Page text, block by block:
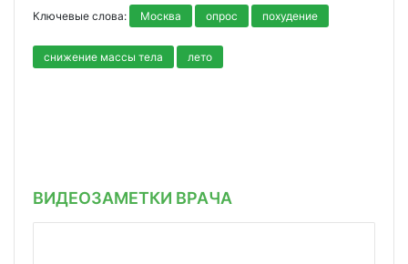
Ключевые слова: Москва опрос похудение
снижение массы тела лето
ВИДЕОЗАМЕТКИ ВРАЧА